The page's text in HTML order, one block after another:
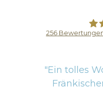
256
"Ein tolles